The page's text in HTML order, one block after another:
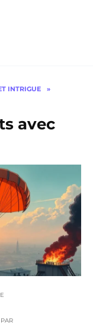
INTRIGUE
»
avec